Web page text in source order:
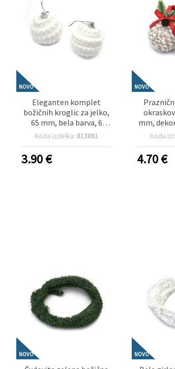
NOVO
Eleganten komplet
božičnih kroglic za jelko,
65 mm, bela barva, 6
kosov – za okrasitev
praznične dekoracije
Koda izdelka: 813881
3.90€
NOVO
mm,
kosi
okrasitev
Koda
4.70€
NOVO NOVO